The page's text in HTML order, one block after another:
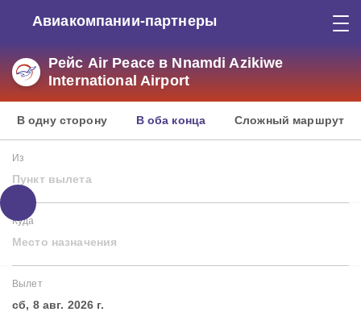
Авиакомпании-партнеры
Рейс Air Peace в Nnamdi Azikiwe
International Airport
В одну сторону В оба конца Сложный маршрут
Из
Пункт вылета
Куда
Место назначения
Вылет
сб, 8 авг. 2026 г.